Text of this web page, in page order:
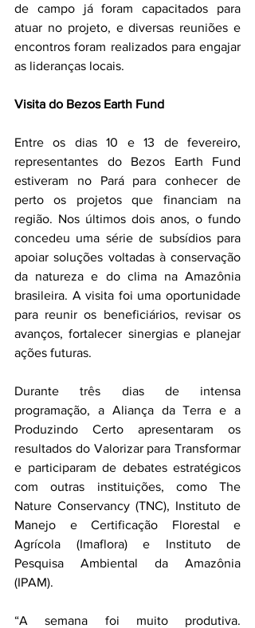
de campo já foram capacitados para
atuar no projeto, e diversas reuniões e
encontros foram realizados para engajar
as lideranças locais.
Visita do Bezos Earth Fund
Entre os dias 10 e 13 de fevereiro,
representantes do Bezos Earth Fund
estiveram no Pará para conhecer de
perto os projetos que financiam na
região. Nos últimos dois anos, o fundo
concedeu uma série de subsídios para
apoiar soluções voltadas à conservação
da natureza e do clima na Amazônia
brasileira. A visita foi uma oportunidade
para reunir os beneficiários, revisar os
avanços, fortalecer sinergias e planejar
ações futuras.
Durante três dias de intensa
programação, a Aliança da Terra e a
Produzindo Certo apresentaram os
resultados do Valorizar para Transformar
e participaram de debates estratégicos
com outras instituições, como The
Nature Conservancy (TNC), Instituto de
Manejo e Certificação Florestal e
Agrícola (Imaflora) e Instituto de
Pesquisa Ambiental da Amazônia
(IPAM).
“A semana foi muito produtiva.